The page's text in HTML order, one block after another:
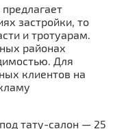
застройки, то
и тротуарам.
районах
Для
клиентов на
тату-салон — 25